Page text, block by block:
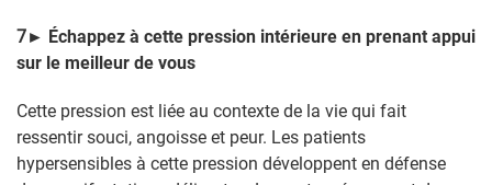
7► Échappez à cette pression intérieure en prenant appui
sur le meilleur de vous
Cette pression est liée au contexte de la vie qui fait
ressentir souci, angoisse et peur. Les patients
hypersensibles à cette pression développent en défense